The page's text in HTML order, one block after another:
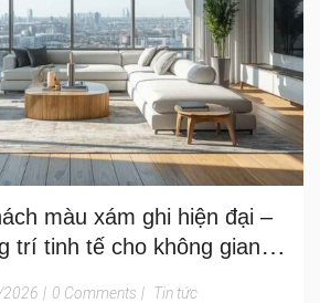
màu xám ghi hiện đại –
trí tinh tế cho không gian
| 0 Comments | Tin tức